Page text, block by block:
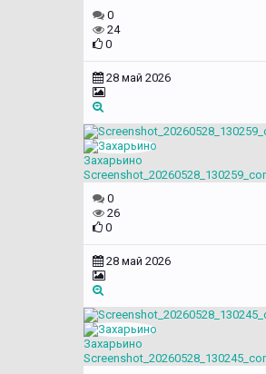
0
24
0
28 май 2026
Захарьино
0
26
0
28 май 2026
Захарьино